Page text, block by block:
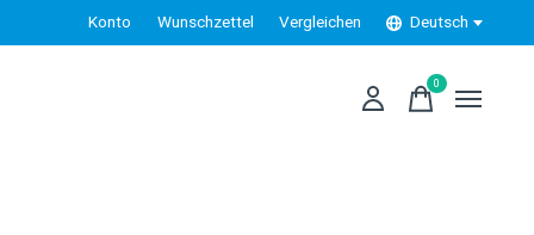
Konto Wunschzettel Vergleichen Deutsch
0items